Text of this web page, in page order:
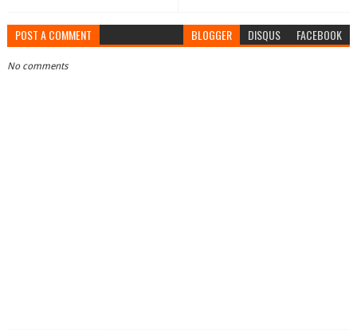
POST A COMMENT BLOGGER DISQUS FACEBOOK
No comments